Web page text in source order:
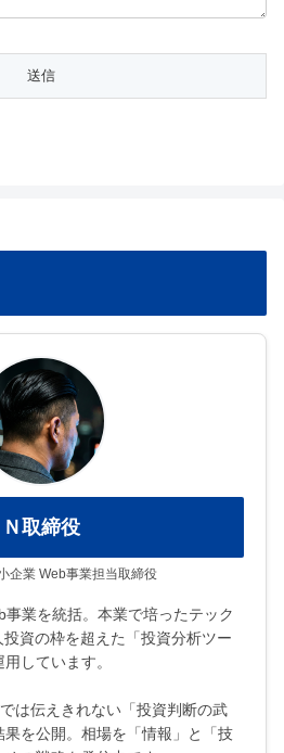
Ｎ取締役
業 Web事業担当取締役
業を統括。本業で培ったテック
資の枠を超えた「投資分析ツー
しています。
は伝えきれない「投資判断の武
を公開。相場を「情報」と「技